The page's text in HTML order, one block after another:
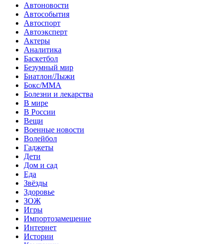
Автоновости
Автособытия
Автоспорт
Автоэксперт
Актеры
Аналитика
Баскетбол
Безумный мир
Биатлон/Лыжи
Бокс/MMA
Болезни и лекарства
В мире
В России
Вещи
Военные новости
Волейбол
Гаджеты
Дети
Дом и сад
Еда
Звёзды
Здоровье
ЗОЖ
Игры
Импортозамещение
Интернет
Истории